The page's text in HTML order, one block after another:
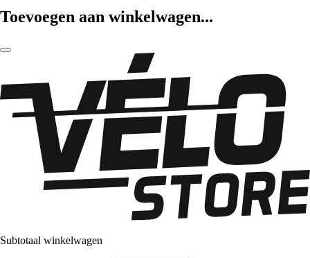
Toevoegen aan winkelwagen...
Subtotaal winkelwagen